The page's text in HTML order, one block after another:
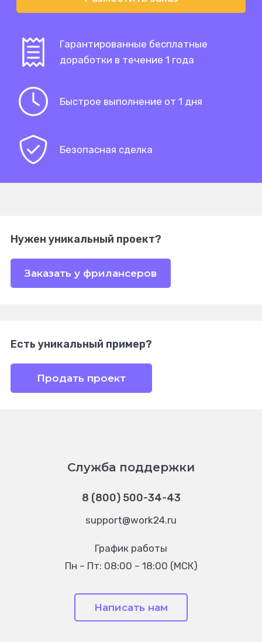
Гарантированные бесплатные
доработки в течение 1 года
Быстрое выполнение от 1 дня
Безопасная сделка
Нужен уникальный проект?
Заказать у фрилансеров
Есть уникальный пример?
Продать проект
Служба поддержки
8 (800) 500-34-43
support@work24.ru
График работы
Пн – Пт: 08:00 – 18:00 (МСК)
Написать нам